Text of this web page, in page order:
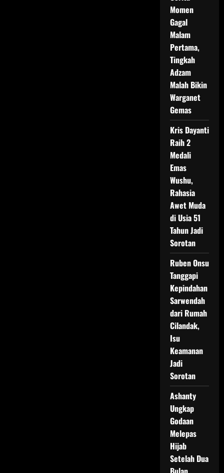
Momen
Gagal
Malam
Pertama,
Tingkah
Adzam
Malah Bikin
Warganet
Gemas
Kris Dayanti
Raih 2
Medali
Emas
Wushu,
Rahasia
Awet Muda
di Usia 51
Tahun Jadi
Sorotan
Ruben Onsu
Tanggapi
Kepindahan
Sarwendah
dari Rumah
Cilandak,
Isu
Keamanan
Jadi
Sorotan
Ashanty
Ungkap
Godaan
Melepas
Hijab
Setelah Dua